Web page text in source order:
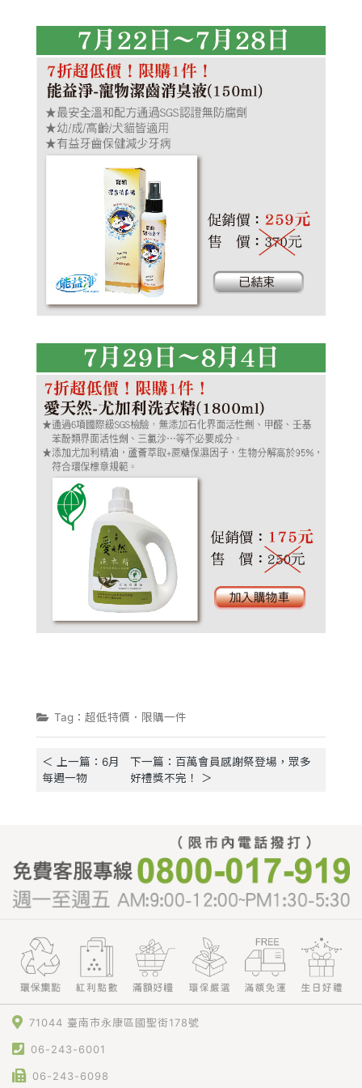
Tag：超低特價．限購一件
＜ 上一篇：6月
每週一物
下一篇：百萬會員感謝祭登場，眾多
好禮獎不完！ ＞
71044 臺南市永康區國聖街178號
06-243-6001
06-243-6098